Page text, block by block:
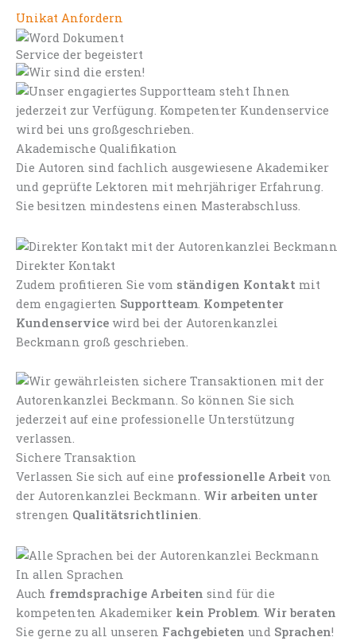
Unikat Anfordern
Service der begeistert
Akademische Qualifikation
Die Autoren sind fachlich ausgewiesene Akademiker
und geprüfte Lektoren mit mehrjähriger Erfahrung.
Sie besitzen mindestens einen Masterabschluss.
Direkter Kontakt
Zudem profitieren Sie vom ständigen Kontakt mit
dem engagierten Supportteam. Kompetenter
Kundenservice wird bei der Autorenkanzlei
Beckmann groß geschrieben.
Sichere Transaktion
Verlassen Sie sich auf eine professionelle Arbeit von
der Autorenkanzlei Beckmann. Wir arbeiten unter
strengen Qualitätsrichtlinien.
In allen Sprachen
Auch fremdsprachige Arbeiten sind für die
kompetenten Akademiker kein Problem. Wir beraten
Sie gerne zu all unseren Fachgebieten und Sprachen!